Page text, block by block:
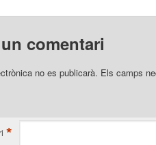
comentari
no es publicarà. Els camps
*